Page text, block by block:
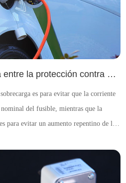
¿¿ cuál es la diferencia entre la protección contra sobrecarga y la protección contra cortocircuitos de las fusibles de alta y baja tensión?
es para evitar que la corriente
del fusible, mientras que la
para evitar un aumento repentino de la
en el circuito y proteger el